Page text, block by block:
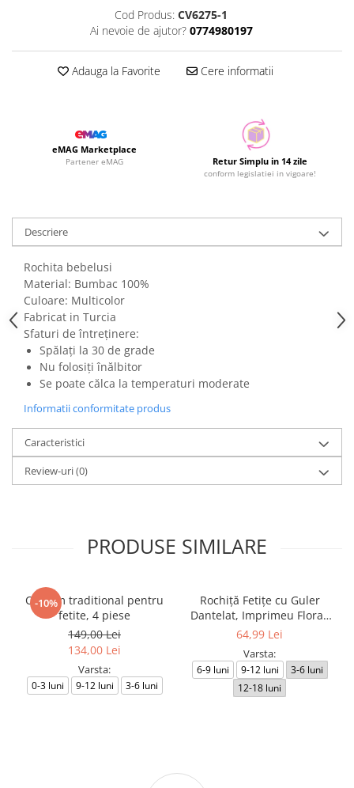
Cod Produs: CV6275-1
Ai nevoie de ajutor? 0774980197
Adauga la Favorite Cere informatii
eMAG Marketplace
Partener eMAG Retur Simplu in 14 zile
conform legislatiei in vigoare!
Descriere
Rochita bebelusi
Material: Bumbac 100%
Culoare: Multicolor
Fabricat in Turcia
Sfaturi de întreținere:
Spălați la 30 de grade
Nu folosiți înălbitor
Se poate călca la temperaturi moderate
Informatii conformitate produs
Caracteristici
Review-uri(0)
PRODUSE SIMILARE
-10%
Costum traditional pentru
fetite, 4 piese
149,00 Lei
134,00 Lei
Varsta:
0-3 luni 9-12 luni 3-6 luni
Rochiță Fetițe cu Guler
Dantelat, Imprimeu Floral,
Design Elegant
64,99 Lei
Varsta:
6-9 luni 9-12 luni
3-6 luni
12-18 luni